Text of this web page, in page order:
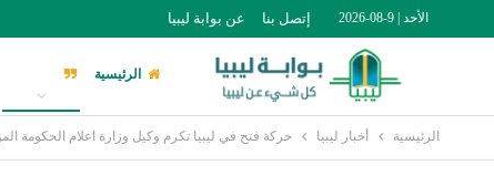
الأحد | 9-08-2026 إتصل بنا عن بوابة ليبيا
الرئيسية
الرئيسية أخبار ليبيا حركة فتح في ليبيا تكرم وكيل وزارة اعلام الحكومة